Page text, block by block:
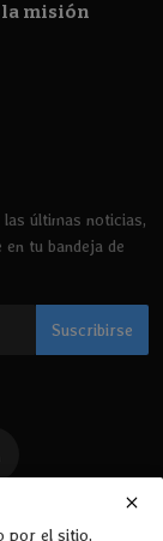
la misión
últimas noticias,
tu bandeja de
Suscribirse
por el sitio,